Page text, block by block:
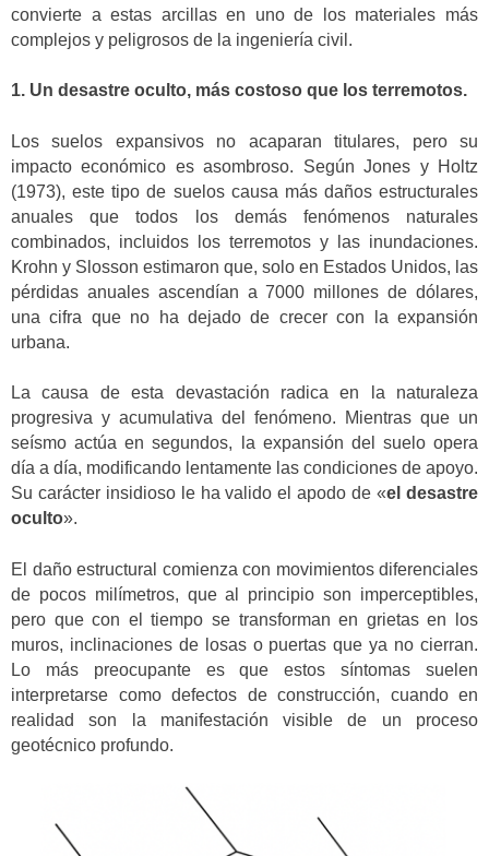
convierte a estas arcillas en uno de los materiales más
complejos y peligrosos de la ingeniería civil.
1. Un desastre oculto, más costoso que los terremotos.
Los suelos expansivos no acaparan titulares, pero su
impacto económico es asombroso. Según Jones y Holtz
(1973), este tipo de suelos causa más daños estructurales
anuales que todos los demás fenómenos naturales
combinados, incluidos los terremotos y las inundaciones.
Krohn y Slosson estimaron que, solo en Estados Unidos, las
pérdidas anuales ascendían a 7000 millones de dólares,
una cifra que no ha dejado de crecer con la expansión
urbana.
La causa de esta devastación radica en la naturaleza
progresiva y acumulativa del fenómeno. Mientras que un
seísmo actúa en segundos, la expansión del suelo opera
día a día, modificando lentamente las condiciones de apoyo.
Su carácter insidioso le ha valido el apodo de «el desastre
oculto».
El daño estructural comienza con movimientos diferenciales
de pocos milímetros, que al principio son imperceptibles,
pero que con el tiempo se transforman en grietas en los
muros, inclinaciones de losas o puertas que ya no cierran.
Lo más preocupante es que estos síntomas suelen
interpretarse como defectos de construcción, cuando en
realidad son la manifestación visible de un proceso
geotécnico profundo.